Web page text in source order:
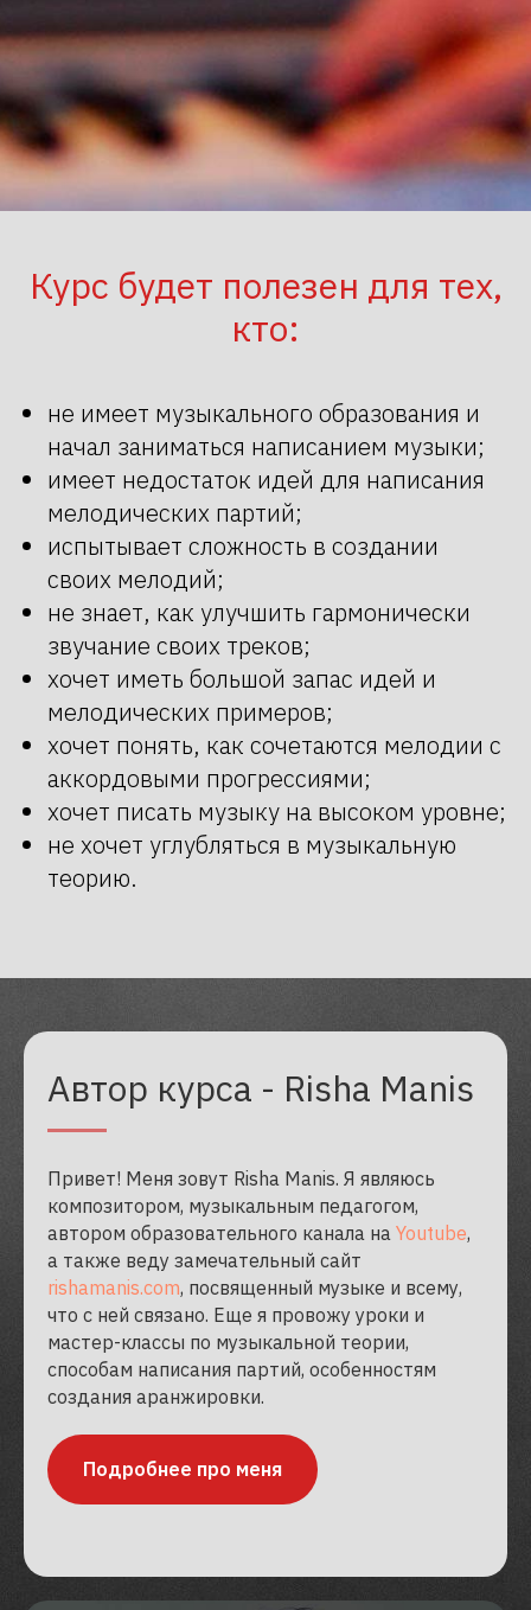
Курс будет полезен для тех,
кто:
не имеет музыкального образования и
начал заниматься написанием музыки;
имеет недостаток идей для написания
мелодических партий;
испытывает сложность в создании
своих мелодий;
не знает, как улучшить гармонически
звучание своих треков;
хочет иметь большой запас идей и
мелодических примеров;
хочет понять, как сочетаются мелодии с
аккордовыми прогрессиями;
хочет писать музыку на высоком уровне;
не хочет углубляться в музыкальную
теорию.
Автор курса - Risha Manis
Привет! Меня зовут Risha Manis. Я являюсь
композитором, музыкальным педагогом,
автором образовательного канала на Youtube,
а также веду замечательный сайт
rishamanis.com, посвященный музыке и всему,
что с ней связано. Еще я провожу уроки и
мастер-классы по музыкальной теории,
способам написания партий, особенностям
создания аранжировки.
Подробнее про меня